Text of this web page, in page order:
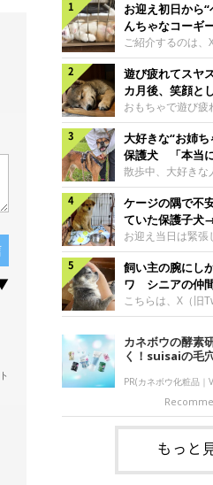
お迎え初日から
んちゃなコーギ
コ“コーギース
長！
ご紹介するのは、
＠
シュ・コーギー・
ん。今年の8月で7
んですが、いった
したのでしょうか
成長を飼い主さん
ゃんの成長につい
日後の神楽ちゃん
ちゃんの様子につ
い主さん： 「お迎
るようなコでし
遊び疲れてスヤ
カ月後、笑顔と
に成長！
おもちゃで遊び疲
犬。あれから2カ
まな変化が見られ
び疲れて眠る生後
疲れた様子のなっ
するのは、X（旧
@Pkndg_さんの
時、生後4カ月／
は、なっちゃんが
された一枚です。
族と一緒におもち
くさん遊んで疲れ
めたそうです。
@Pkndg_
大好きな“お姉
保護犬 「本当
じる表情にほっ
散歩中、大好きな
そうな表情を見せ
な姿に、見ている
す。大好きな“お
くん妹さんになで
表情を見せる小
影）。
Twitter）ユーザー
犬・小次郎くん
は、飼い主さんの
日、飼い主さん
中、妹さんと公
ケージの隅で不
ていた保護子犬
を克服し頼もし
お迎え当日は緊張
野犬の保護子犬。
だったことを一つ
り添う姿を見せて
ージの隅で不安そ
アちゃん。
のは、X（旧
@nemonemotos
ゃん（撮影当時、
主さんが「#最初
稿した写真には
表情を浮かべる
ていました。こち
飼い主の腕にし
ワ シニアの仲
やかな暮らしが
こちらは、X（旧
kotubusuke617さ
っているのは、
（本名：こつぶち
の腕にしがみつく
才）＠
ついて伺うと、
れました。飼い主
とです。私がソフ
上にのってきた
テレビを見てい
いので気になって
カネボウの酵素
く！suisaiの毛
PR(カネボウ化粧品｜
もっと